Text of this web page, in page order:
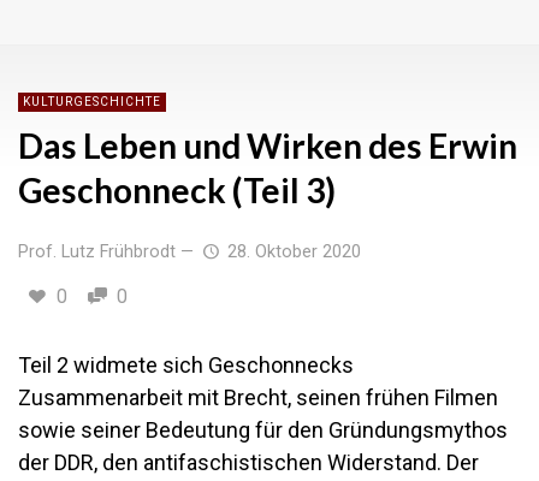
KULTURGESCHICHTE
Das Leben und Wirken des Erwin
Geschonneck (Teil 3)
Prof. Lutz Frühbrodt — 28. Oktober 2020
0 0
Teil 2 widmete sich Geschonnecks
Zusammenarbeit mit Brecht, seinen frühen Filmen
sowie seiner Bedeutung für den Gründungsmythos
der DDR, den antifaschistischen Widerstand. Der